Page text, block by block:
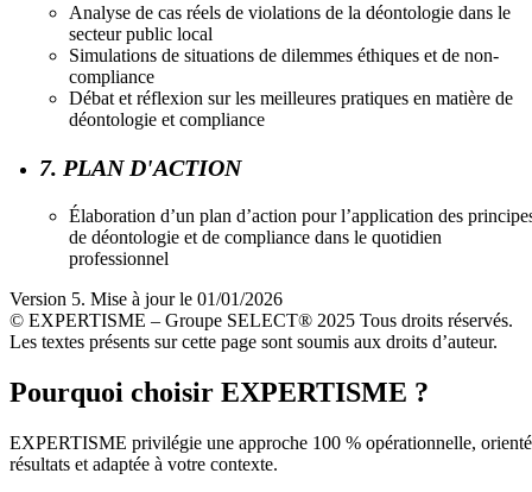
Analyse de cas réels de violations de la déontologie dans le
secteur public local
Simulations de situations de dilemmes éthiques et de non-
compliance
Débat et réflexion sur les meilleures pratiques en matière de
déontologie et compliance
7. PLAN D'ACTION
Élaboration d’un plan d’action pour l’application des
de déontologie et de compliance dans le quotidien
professionnel
Version 5. Mise à jour le 01/01/2026
© EXPERTISME – Groupe SELECT® 2025 Tous droits réservés.
Les textes présents sur cette page sont soumis aux droits d’auteur.
Pourquoi choisir EXPERTISME ?
EXPERTISME privilégie une approche 100 % opérationnelle,
résultats et adaptée à votre contexte.